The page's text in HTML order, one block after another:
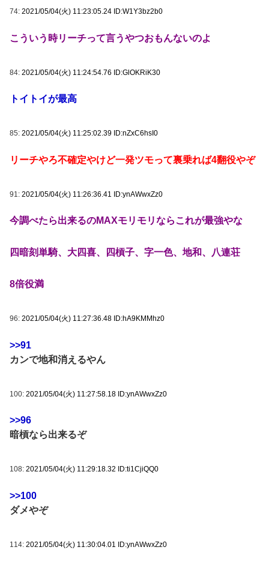
74: 2021/05/04(火) 11:23:05.24 ID:W1Y3bz2b0
こういう時リーチって言うやつおもんないのよ
84: 2021/05/04(火) 11:24:54.76 ID:GlOKRiK30
トイトイが最高
85: 2021/05/04(火) 11:25:02.39 ID:nZxC6hsI0
リーチやろ不確定やけど一発ツモって裏乗れば4翻役やぞ
91: 2021/05/04(火) 11:26:36.41 ID:ynAWwxZz0
今調べたら出来るのMAXモリモリならこれが最強やな
四暗刻単騎、大四喜、四槓子、字一色、地和、八連荘
8倍役満
96: 2021/05/04(火) 11:27:36.48 ID:hA9KMMhz0
>>91
カンで地和消えるやん
100: 2021/05/04(火) 11:27:58.18 ID:ynAWwxZz0
>>96
暗槓なら出来るぞ
108: 2021/05/04(火) 11:29:18.32 ID:ti1CjiQQ0
>>100
ダメやぞ
114: 2021/05/04(火) 11:30:04.01 ID:ynAWwxZz0